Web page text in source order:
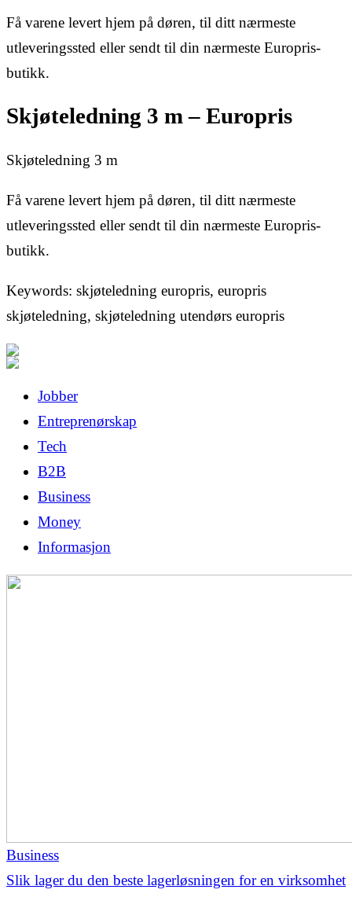
Få varene levert hjem på døren, til ditt nærmeste
utleveringssted eller sendt til din nærmeste Europris-
butikk.
Skjøteledning 3 m – Europris
Skjøteledning 3 m
Få varene levert hjem på døren, til ditt nærmeste
utleveringssted eller sendt til din nærmeste Europris-
butikk.
Keywords: skjøteledning europris, europris
skjøteledning, skjøteledning utendørs europris
Jobber
Entreprenørskap
Tech
B2B
Business
Money
Informasjon
Business
Slik lager du den beste lagerløsningen for en virksomhet